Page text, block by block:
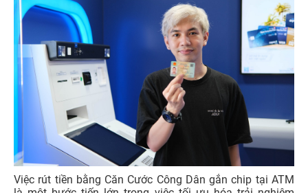
Việc rút tiền bằng Căn Cước Công Dân gắn chip tại ATM